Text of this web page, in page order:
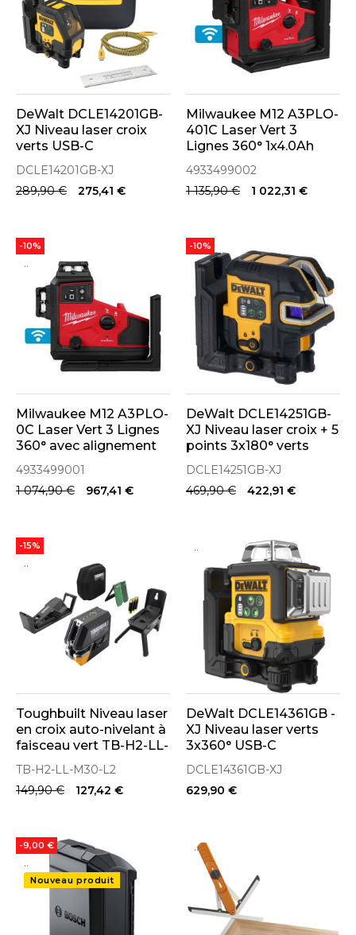
DeWalt DCLE14201GB-
XJ Niveau laser croix
verts USB-C
DCLE14201GB-XJ
289,90 €
275,41 €
Milwaukee M12 A3PLO-
401C Laser Vert 3
Lignes 360° 1x4.0Ah
avec alignement
automatique
(4933499002)
4933499002
1 135,90 €
1 022,31 €
..
Milwaukee M12 A3PLO-
0C Laser Vert 3 Lignes
360° avec alignement
automatique
(4933499001)
4933499001
1 074,90 €
-10%
967,41 €
..
DeWalt DCLE14251GB-
XJ Niveau laser croix + 5
points 3x180° verts
USB-C
DCLE14251GB-XJ
469,90 €
-10%
422,91 €
..
Toughbuilt Niveau laser
en croix auto-nivelant à
faisceau vert TB-H2-LL-
M30-L2
TB-H2-LL-M30-L2
149,90 €
-15%
127,42 €
..
DeWalt DCLE14361GB -
XJ Niveau laser verts
3x360° USB-C
DCLE14361GB-XJ
629,90 €
..
Nouveau produit
-9,00 € ..